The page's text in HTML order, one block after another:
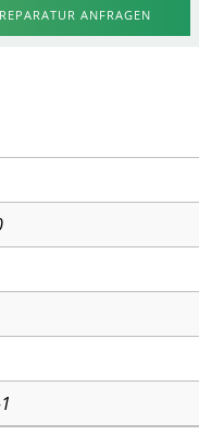
REPARATUR ANFRAGEN